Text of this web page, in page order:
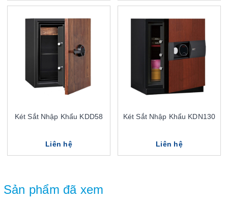
Két Sắt Nhập Khẩu KDD58
Liên hệ
Két Sắt Nhập Khẩu KDN130
Liên hệ
Sản phẩm đã xem